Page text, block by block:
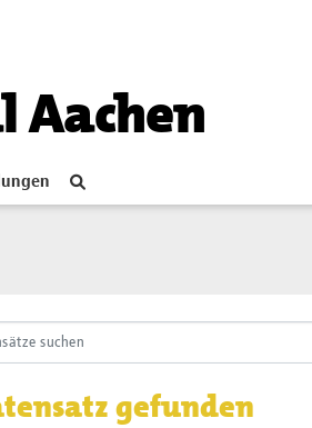
Aachen
gefunden